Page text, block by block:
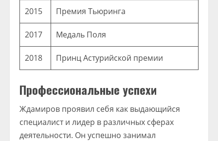
2015 Премия Тьюринга
2017 Медаль Поля
2018 Принц Астурийской премии
Профессиональные успехи
Ждамиров проявил себя как выдающийся
специалист и лидер в различных сферах
деятельности. Он успешно занимал